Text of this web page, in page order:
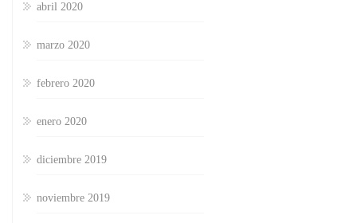
abril 2020
marzo 2020
febrero 2020
enero 2020
diciembre 2019
noviembre 2019